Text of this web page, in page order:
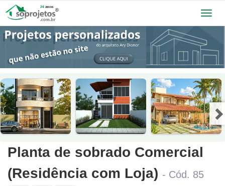
Planta de sobrado Comercial
(Residência com Loja) - Cód. 85